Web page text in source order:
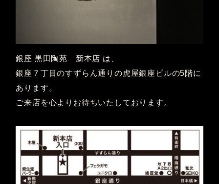
銀座 黒田陶苑 新本店 は、
銀座７丁目のすずらん通りの虎屋銀座ビルの5階に
あります。
ご来店を心よりお待ちいたしております。